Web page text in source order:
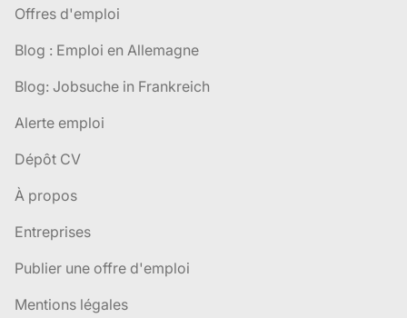
Offres d'emploi
Blog : Emploi en Allemagne
Blog: Jobsuche in Frankreich
Alerte emploi
Dépôt CV
À propos
Entreprises
Publier une offre d'emploi
Mentions légales